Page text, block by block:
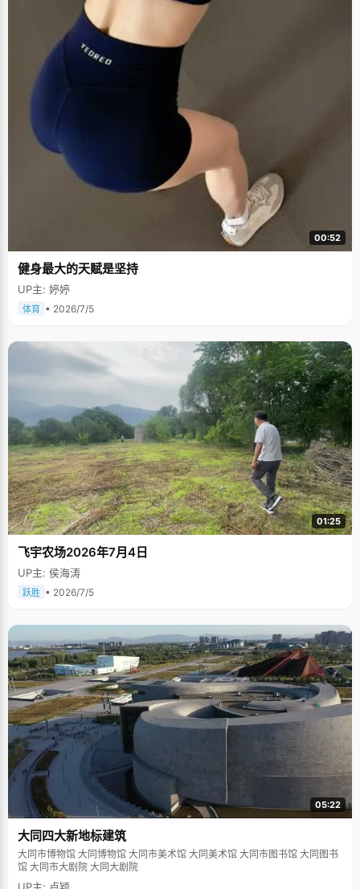
00:52
健身最大的天赋是坚持
UP主: 婷婷
体育 • 2026/7/5
01:25
飞宇农场2026年7月4日
UP主: 侯海涛
跃胜 • 2026/7/5
05:22
大同四大新地标建筑
大同市博物馆 大同博物馆 大同市美术馆 大同美术馆 大同市图书馆 大同图书
馆 大同市大剧院 大同大剧院